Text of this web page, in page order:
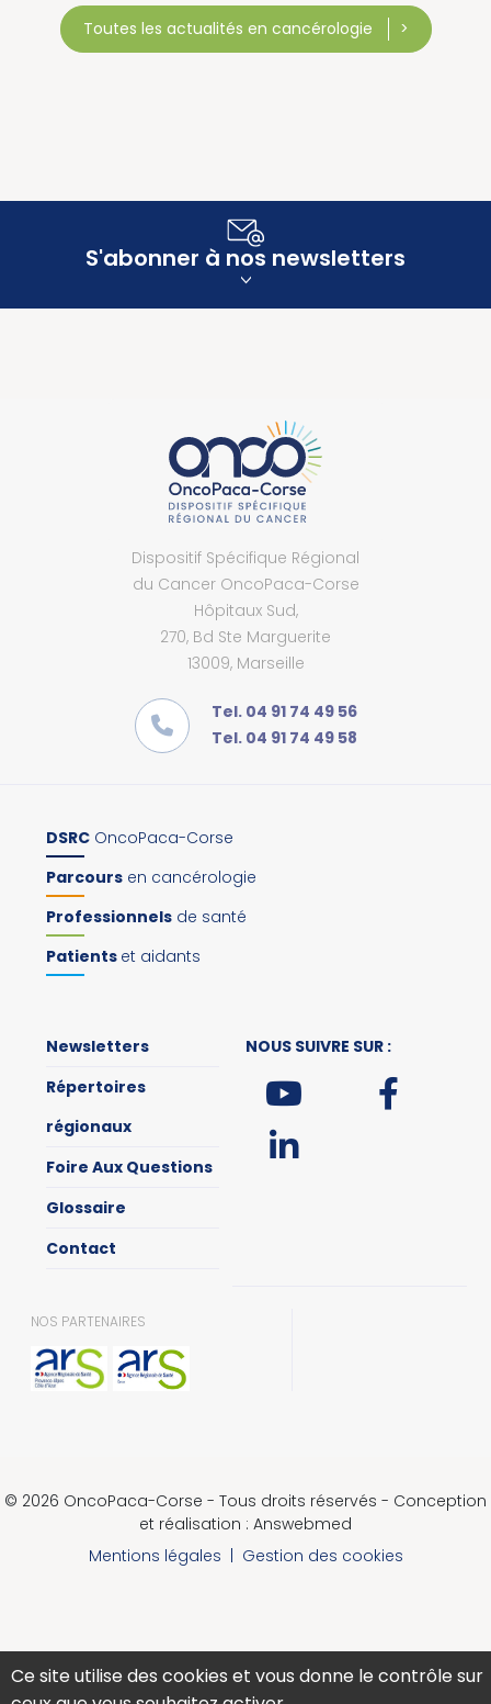
Toutes les actualités en cancérologie
S'abonner à nos newsletters
Dispositif Spécifique Régional
du Cancer OncoPaca-Corse
Hôpitaux Sud,
270, Bd Ste Marguerite
13009, Marseille
Tel. 04 91 74 49 56
Tel. 04 91 74 49 58
DSRC OncoPaca-Corse
Parcours en cancérologie
Professionnels de santé
Patients et aidants
Newsletters
Répertoires
régionaux
Foire Aux Questions
Glossaire
Contact
NOUS SUIVRE SUR :
NOS PARTENAIRES
© 2026 OncoPaca-Corse - Tous droits réservés - Conception
et réalisation : Answebmed
Mentions légales | Gestion des cookies
Ce site utilise des cookies et vous donne le contrôle sur